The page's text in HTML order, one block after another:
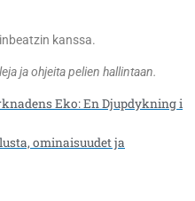
kanssa.
ja ohjeita pelien hallintaan.
Eko: En Djupdykning i
ominaisuudet ja